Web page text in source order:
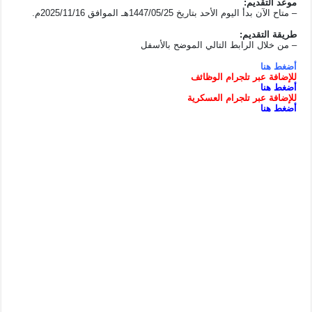
موعد التقديم:
– متاح الآن بدأ اليوم الأحد بتاريخ 1447/05/25هـ الموافق 2025/11/16م.
طريقة التقديم:
– من خلال الرابط التالي الموضح بالأسفل
أضغط هنا
للإضافة عبر تلجرام الوظائف
أضغط هنا
للإضافة عبر تلجرام العسكرية
أضغط هنا